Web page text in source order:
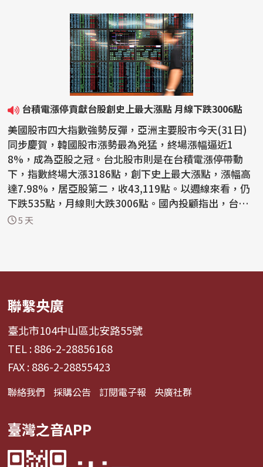
台積電漲停貢獻台股創史上最大漲點 月線下跌3006點
美國股市四大指數強勢反彈，亞洲主要股市今天(31日)
同步慶賀，韓國股市漲勢最為兇猛，終場漲幅逼近1
8%，成為亞股之冠。台北股市則是在台積電漲停帶動
下，指數終場大漲3186點，創下史上最大漲點，漲幅高
達7.98%，居亞股第二，收43,119點。以週線來看，仍
下跌535點，月線則大跌3006點。國內投顧指出，台股
接下來要收復...
5 天
聯繫央廣
臺北市104中山區北安路55號
TEL : 886-2-28856168
FAX : 886-2-28855423
聯絡我們 採購公告 訂閱電子報 央廣社群
臺灣之音APP